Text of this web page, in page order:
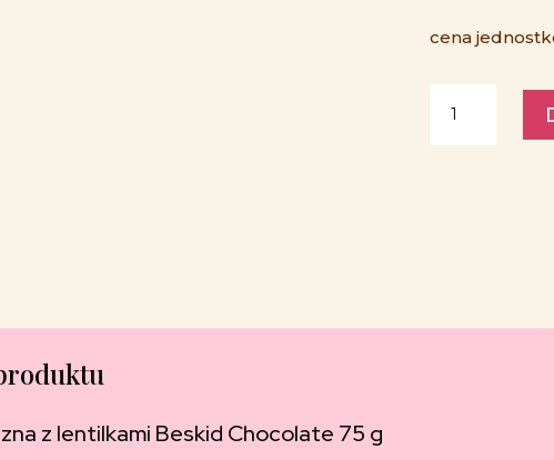
cena
Czekolada
mleczna
z lentilkami Beskid Chocolate 75 g